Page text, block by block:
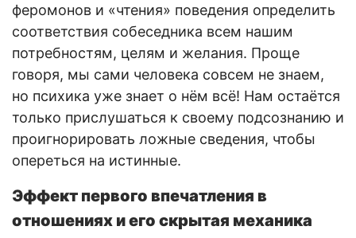
феромонов и «чтения» поведения определить
соответствия собеседника всем нашим
потребностям, целям и желания. Проще
говоря, мы сами человека совсем не знаем,
но психика уже знает о нём всё! Нам остаётся
только прислушаться к своему подсознанию и
проигнорировать ложные сведения, чтобы
опереться на истинные.
Эффект первого впечатления в
отношениях и его скрытая механика